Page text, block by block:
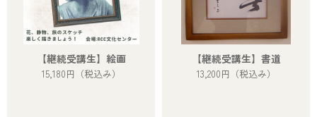
【継続受講生】絵画
15,180円 （税込み）
【継続受講生】書道
13,200円 （税込み）